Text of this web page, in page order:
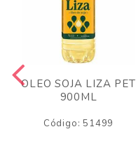
OLEO SOJA LIZA PET
900ML
Código: 51499